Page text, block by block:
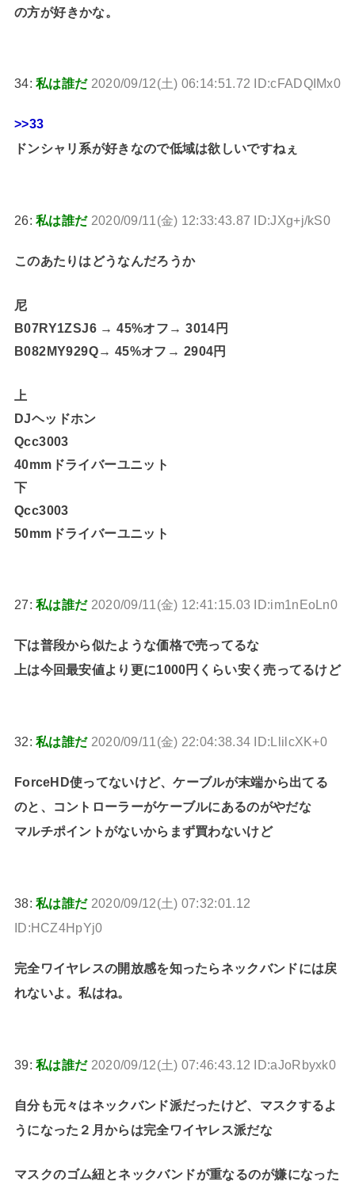
の方が好きかな。
34:私は誰だ 2020/09/12(土) 06:14:51.72 ID:cFADQIMx0
>>33
ドンシャリ系が好きなので低域は欲しいですねぇ
26:私は誰だ 2020/09/11(金) 12:33:43.87 ID:JXg+j/kS0
このあたりはどうなんだろうか
尼
B07RY1ZSJ6 → 45%オフ→ 3014円
B082MY929Q→ 45%オフ→ 2904円
上
DJヘッドホン
Qcc3003
40mmドライバーユニット
下
Qcc3003
50mmドライバーユニット
27:私は誰だ 2020/09/11(金) 12:41:15.03 ID:im1nEoLn0
下は普段から似たような価格で売ってるな
上は今回最安値より更に1000円くらい安く売ってるけど
32:私は誰だ 2020/09/11(金) 22:04:38.34 ID:LlilcXK+0
ForceHD使ってないけど、ケーブルが末端から出てる
のと、コントローラーがケーブルにあるのがやだな
マルチポイントがないからまず買わないけど
38:私は誰だ 2020/09/12(土) 07:32:01.12
ID:HCZ4HpYj0
完全ワイヤレスの開放感を知ったらネックバンドには戻
れないよ。私はね。
39:私は誰だ 2020/09/12(土) 07:46:43.12 ID:aJoRbyxk0
自分も元々はネックバンド派だったけど、マスクするよ
うになった２月からは完全ワイヤレス派だな
マスクのゴム紐とネックバンドが重なるのが嫌になった